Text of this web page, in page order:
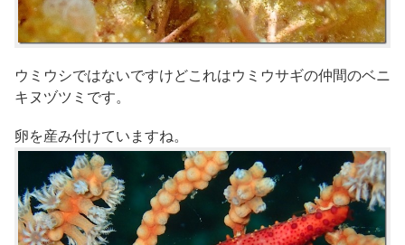
ウミウシではないですけどこれはウミウサギの仲間のベニ
キヌヅツミです。
卵を産み付けていますね。